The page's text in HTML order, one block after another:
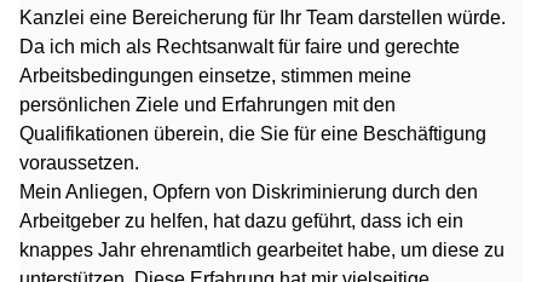
Kanzlei eine Bereicherung für Ihr Team darstellen würde.
Da ich mich als Rechtsanwalt für faire und gerechte
Arbeitsbedingungen einsetze, stimmen meine
persönlichen Ziele und Erfahrungen mit den
Qualifikationen überein, die Sie für eine Beschäftigung
voraussetzen.
Mein Anliegen, Opfern von Diskriminierung durch den
Arbeitgeber zu helfen, hat dazu geführt, dass ich ein
knappes Jahr ehrenamtlich gearbeitet habe, um diese zu